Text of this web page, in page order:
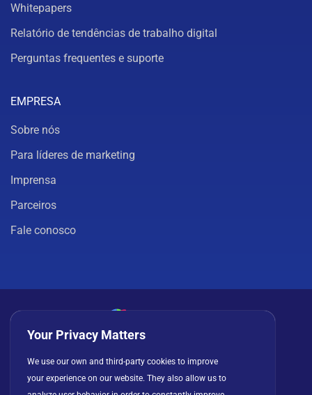
Whitepapers
Relatório de tendências de trabalho digital
Perguntas frequentes e suporte
EMPRESA
Sobre nós
Para líderes de marketing
Imprensa
Parceiros
Fale conosco
Política de privacidade Cookies
Contrato de licença
Your Privacy Matters
We use our own and third-party cookies to improve
your experience on our website. They also allow us to